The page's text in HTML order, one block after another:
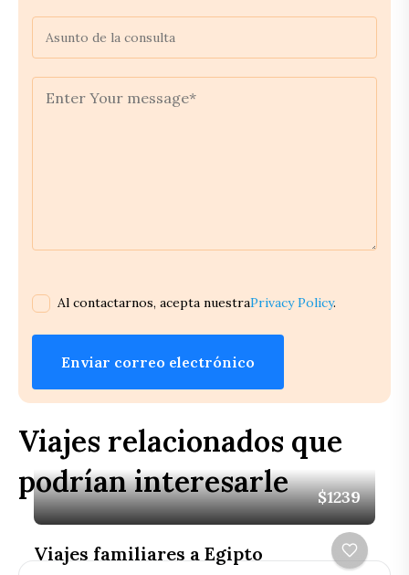
Al contactarnos, acepta nuestraPrivacy Policy.
Enviar correo electrónico
Viajes relacionados que
podrían interesarle
$1239
Viajes familiares a Egipto